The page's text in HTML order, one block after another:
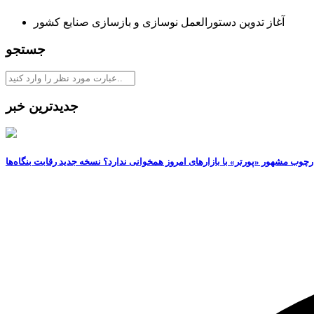
آغاز تدوین دستورالعمل نوسازی و بازسازی صنایع کشور
جستجو
جدیدترین خبر
مشهور «پورتر» با بازارهای امروز همخوانی ندارد؟ نسخه جدید رقابت‌ بنگاه‌ها